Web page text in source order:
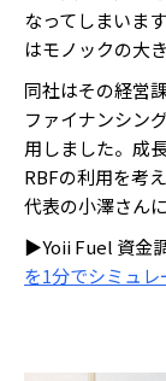
なってしまいま
はモノックの大
同社はその経営
ファイナンシン
用しました。成
RBFの利用を考
代表の小澤さん
▶Yoii Fuel 資金
を1分でシミュレ